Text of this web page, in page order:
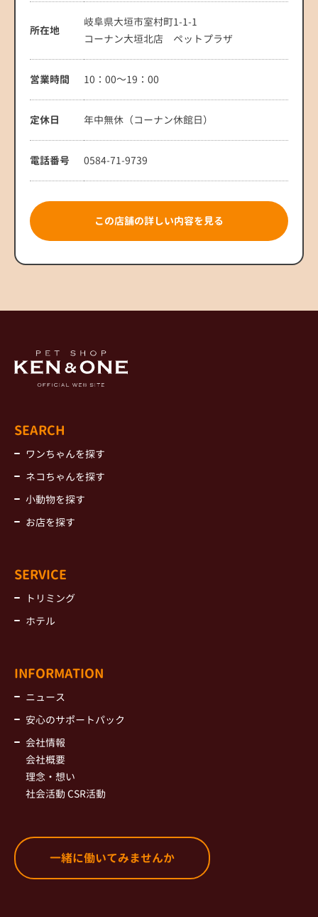
所在地
岐阜県大垣市室村町1-1-1
コーナン大垣北店 ペットプラザ
営業時間 10：00～19：00
定休日 年中無休（コーナン休館日）
電話番号 0584-71-9739
この店舗の詳しい内容を見る
SEARCH
ワンちゃんを探す
ネコちゃんを探す
小動物を探す
お店を探す
SERVICE
トリミング
ホテル
INFORMATION
ニュース
安心のサポートパック
会社情報
会社概要
理念・想い
社会活動 CSR活動
一緒に働いてみませんか